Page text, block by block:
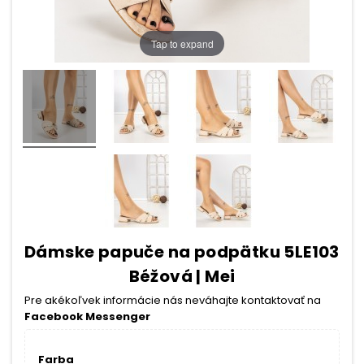
Tap to expand
Dámske papuče na podpätku 5LE103
Béžová | Mei
Pre akékoľvek informácie nás neváhajte kontaktovať na
Facebook Messenger
Farba